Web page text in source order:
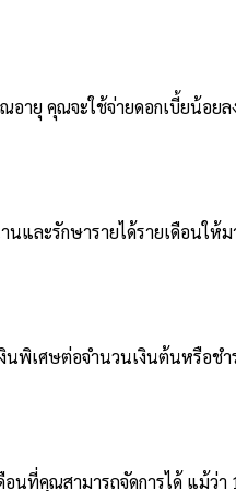
ายุ คุณจะใช้จ่ายดอกเบี้ยน้อยล
นและรักษารายได้รายเดือนให้
พิเศษต่อจำนวนเงินต้นหรือชำ
อนที่คุณสามารถจัดการได้ แม้ว่า